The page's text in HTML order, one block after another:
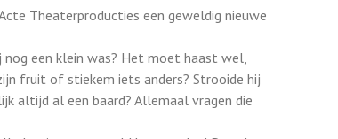
Theaterproducties een geweldig nieuwe
een klein was? Het moet haast wel,
fruit of stiekem iets anders? Strooide hij
altijd al een baard? Allemaal vragen die